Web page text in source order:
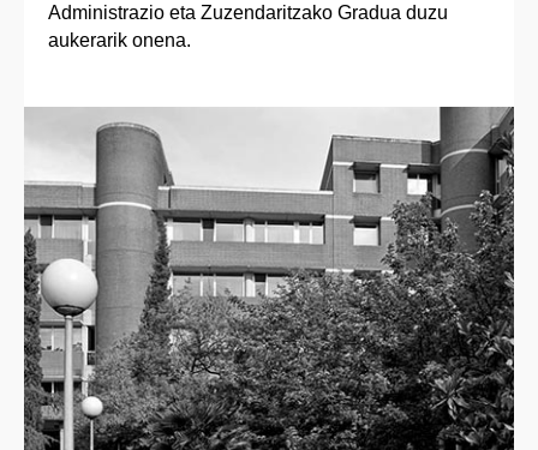
Administrazio eta Zuzendaritzako Gradua duzu
aukerarik onena.